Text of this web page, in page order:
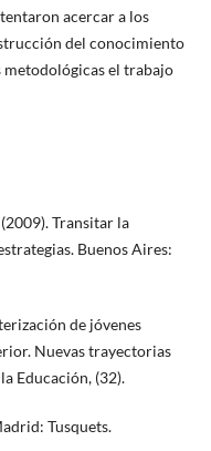
acercar a los
del conocimiento
metodológicas el trabajo
Transitar la
Buenos Aires:
de jóvenes
Nuevas trayectorias
Educación, (32).
Tusquets.